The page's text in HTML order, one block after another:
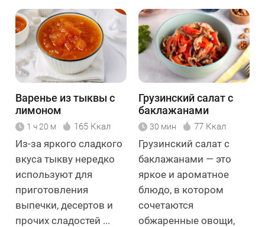
Варенье из тыквы с
лимоном
1 ч 20 м 165 Ккал
Из-за яркого сладкого
вкуса тыкву нередко
используют для
приготовления
выпечки, десертов и
прочих сладостей ...
Грузинский салат с
баклажанами
30 мин 77 Ккал
Грузинский салат с
баклажанами — это
яркое и ароматное
блюдо, в котором
сочетаются
обжаренные овощи,